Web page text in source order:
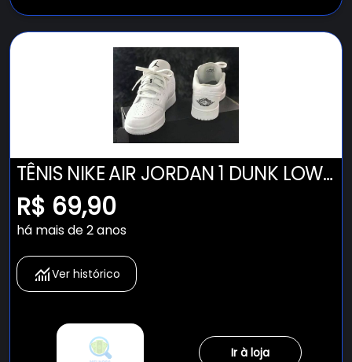
TÊNIS NIKE AIR JORDAN 1 DUNK LOW
CANO BAIXO TODO BRANCO
FEMININO E MASCULINO CONFIRA !
R$ 69,90
há mais de 2 anos
Ver histórico
Ir à loja